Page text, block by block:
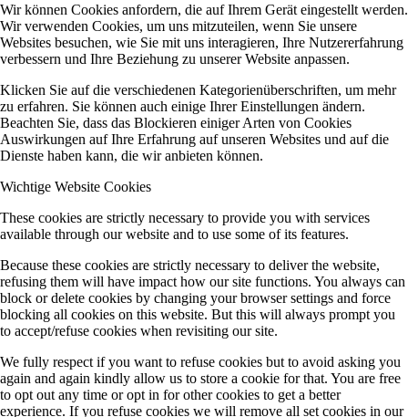
Wir können Cookies anfordern, die auf Ihrem Gerät eingestellt werden.
Wir verwenden Cookies, um uns mitzuteilen, wenn Sie unsere
Websites besuchen, wie Sie mit uns interagieren, Ihre Nutzererfahrung
verbessern und Ihre Beziehung zu unserer Website anpassen.
Klicken Sie auf die verschiedenen Kategorienüberschriften, um mehr
zu erfahren. Sie können auch einige Ihrer Einstellungen ändern.
Beachten Sie, dass das Blockieren einiger Arten von Cookies
Auswirkungen auf Ihre Erfahrung auf unseren Websites und auf die
Dienste haben kann, die wir anbieten können.
Wichtige Website Cookies
These cookies are strictly necessary to provide you with services
available through our website and to use some of its features.
Because these cookies are strictly necessary to deliver the website,
refusing them will have impact how our site functions. You always can
block or delete cookies by changing your browser settings and force
blocking all cookies on this website. But this will always prompt you
to accept/refuse cookies when revisiting our site.
We fully respect if you want to refuse cookies but to avoid asking you
again and again kindly allow us to store a cookie for that. You are free
to opt out any time or opt in for other cookies to get a better
experience. If you refuse cookies we will remove all set cookies in our